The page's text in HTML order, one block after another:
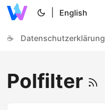
English
☕ Datenschutzerklärung
Polfilter